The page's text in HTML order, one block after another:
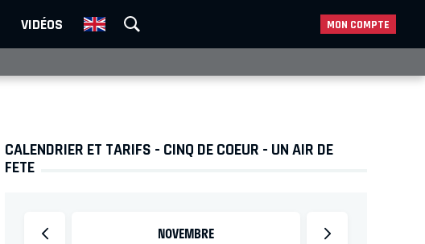
VIDÉOS MON COMPTE
CALENDRIER ET TARIFS - CINQ DE COEUR - UN AIR DE
FETE
NOVEMBRE